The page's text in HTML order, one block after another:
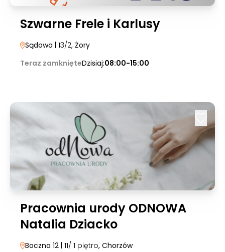
Szwarne Frele i Karlusy
Sądowa | 13/2, Żory
Teraz zamknięteDzisiaj:08:00-15:00
Pracownia urody ODNOWA
Natalia Dziacko
Boczna 12 | 11/ 1 piętro, Chorzów